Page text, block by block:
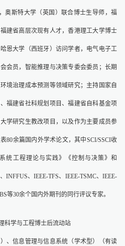
奥斯特大学（英国）联合博士生导师，福
建省高层次现有人才，香港理工大学博士
恩大学（西班牙）访问学者，电气电子工
会员，智能推理与决策专委会委员；长期
境治理成本预测等领域研究；主持国家自
福建省社科规划项目、福建省自科基金项
学研究生教改项目，以及作为主要成员参
80余篇国内外学术论文，其中SCI/SSCI收
统工程理论与实践》《控制与决策》和
INFFUS、IEEE-TFS、IEEE-TSMC、IEEE-
等30余个国内外期刊的同行评议专家。
科学与工程博士后流动站
、信息管理与信息系统（学术型）（有读